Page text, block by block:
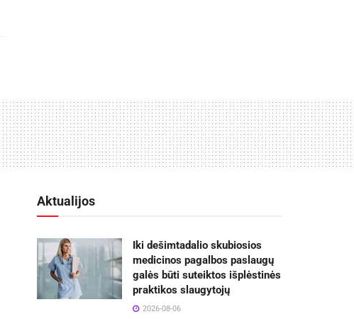
Aktualijos
Iki dešimtadalio skubiosios
medicinos pagalbos paslaugų
galės būti suteiktos išplėstinės
praktikos slaugytojų
2026-08-06